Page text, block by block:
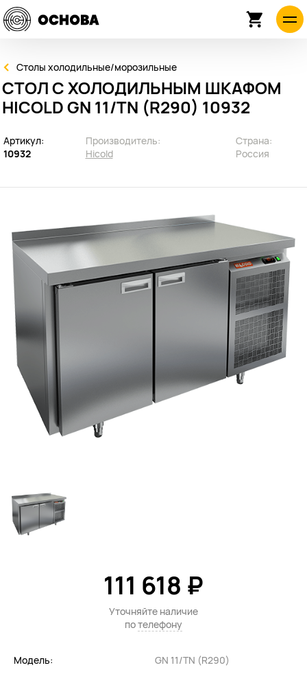
Столы холодильные/морозильные
СТОЛ С ХОЛОДИЛЬНЫМ ШКАФОМ
HICOLD GN 11/TN (R290) 10932
Артикул:
10932
Производитель:
Hicold
Страна:
Россия
Модель: GN 11/TN (R290)
111 618 ₽
Уточняйте наличие
потелефону